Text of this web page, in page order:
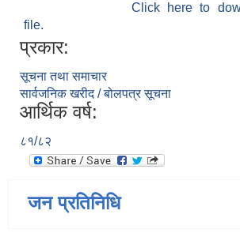
Click here to
file.
प्रकार:
सूचना तथा समाचार
सार्वजनिक खरीद / बोलपत्र सूचना
आर्थिक वर्ष:
८१/८२
जन प्रतिनिधि